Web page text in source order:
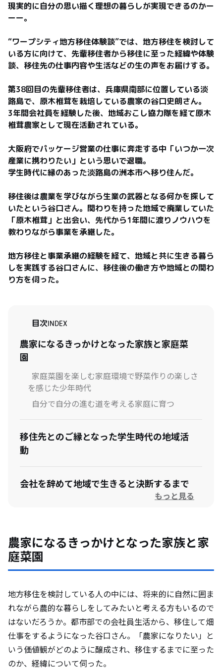
現実的に自分の思い描く理想の暮らしが実現できるのかー
ーー。
“ワープシティ地方移住体験談”では、地方移住を検討して
いる方に向けて、先輩移住者から移住に至った経緯や体験
談、移住先の仕事内容や生活などの生の声をお届けする。
第38回目の先輩移住者は、兵庫県南部に位置している淡
路島で、原木椎茸を栽培している農家の谷口史朗さん。
3年間会社員を経験した後、地域おこし協力隊を経て原木
椎茸農家として現在活動されている。
大阪府でパッケージ営業の仕事に奔走する中「いつか一次
産業に携わりたい」という思いで退職。
学生時代に縁のあった淡路島の洲本市へ移り住んだ。
移住後は農業を学びながら生業の武器となる何かを探して
いたという谷口さん。関わりを持った地域で廃業していた
「原木椎茸」と出会い、先代から1年間に渡りノウハウを
教わりながら事業を承継した。
地方移住と事業承継の経験を経て、地域と共に生きる暮ら
しを実践する谷口さんに、移住後の働き方や地域との関わ
り方を伺った。
目次INDEX
農家になるきっかけとなった家族と家庭菜
園
家庭菜園を楽しむ家庭環境で野菜作りの楽しさ
を感じた少年時代
自分で自分の進む道を考える家庭に育つ
移住先とのご縁となった学生時代の地域活
動
会社を辞めて地域で生きると決断するまで
3年後を見据えて仕事の種をまく
新規就農までの流れと苦労
洲本市に移住してよかったこと
廃業していた地域資源を事業承継して、地
域と共に成長を
40年余り続いた地域資源「原木椎茸」の事業
承継の流れとは
「ノウハウ」が借りられるだけではない。精神
もっと見る
農家になるきっかけとなった家族と家
庭菜園
地方移住を検討している人の中には、将来的に自然に囲ま
れながら農的な暮らしをしてみたいと考える方もいるので
はないだろうか。都市部での会社員生活から、移住して畑
仕事をするようになった谷口さん。「農家になりたい」と
いう価値観がどのように醸成され、移住するまでに至った
のか、経緯について伺った。